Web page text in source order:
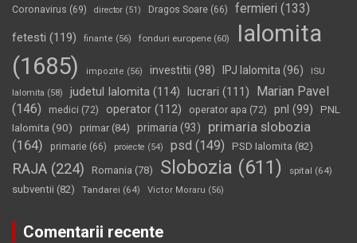
Coronavirus (69) director (51) Dragos Soare (66) fermieri (133)
fetesti (119) finante (56) fonduri europene (60)
Ialomita
(1685)
impozite (56) investitii (98) IPJ Ialomita (96) ISU
Ialomita (58) judetul Ialomita (114) lucrari (111)
Marian Pavel
(146)
medici (72) operator (112) operator apa (72) pnl (99)
PNL
Ialomita (90) primar(84) primaria (93)
primaria slobozia
(164)
primarie (66) proiecte (54) psd (149) PSD Ialomita (82)
RAJA (224) Romania (78) Slobozia (611) spital (64)
subventii (82) Tandarei (64) Victor Moraru (56)
Comentarii recente